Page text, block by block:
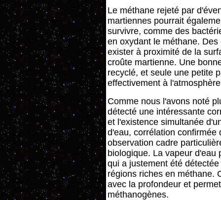
Le méthane rejeté par
martiennes pourrait
survivre, comme des
en oxydant le méthane.
exister à proximité de la
croûte martienne. Une
recyclé, et seule une petite
effectivement à
Comme nous l'avons noté
détecté une intéressante
et l'existence simultanée
d'eau, corrélation confirmée
observation cadre
biologique. La vapeur d'eau
qui a justement été
régions riches en méthane.
avec la profondeur et
méthanogènes.